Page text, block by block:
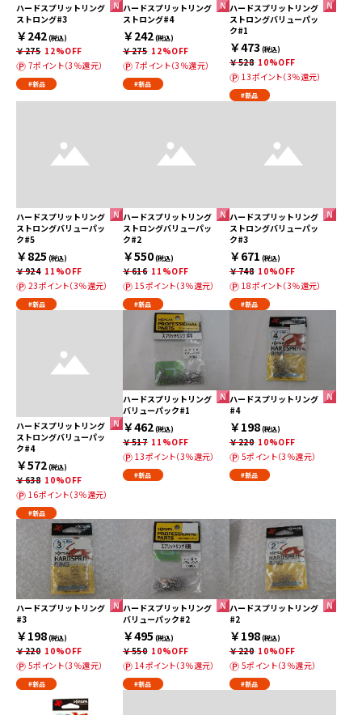
ハードスプリットリング
ストロング#3
￥242(税込)
￥275 12%OFF
7ポイント（3％還元）
#新品
ハードスプリットリング
ストロング#4
￥242(税込)
￥275 12%OFF
7ポイント（3％還元）
#新品
ハードスプリットリング
ストロングバリューパッ
ク#1
￥473 (税込)
￥528 10%OFF
13ポイント（3％還元）
#新品
ハードスプリットリング
ストロングバリューパッ
ク#5
￥825 (税込)
￥924 11%OFF
23ポイント（3％還元）
#新品
ハードスプリットリング
ストロングバリューパッ
ク#2
￥550(税込)
￥616 11%OFF
15ポイント（3％還元）
#新品
ハードスプリットリング
ストロングバリューパッ
ク#3
￥671 (税込)
￥748 10%OFF
18ポイント（3％還元）
#新品
ハードスプリットリング
ストロングバリューパッ
ク#4
￥572(税込)
￥638 10%OFF
16ポイント（3％還元）
#新品
ハードスプリットリング
バリューパック#1
￥462(税込)
￥517 11%OFF
13ポイント（3％還元）
#新品
ハードスプリットリング
#4
￥198(税込)
￥220 10%OFF
5ポイント（3％還元）
#新品
ハードスプリットリング
#3
￥198(税込)
￥220 10%OFF
5ポイント（3％還元）
#新品
ハードスプリットリング
バリューパック#2
￥495 (税込)
￥550 10%OFF
14ポイント（3％還元）
#新品
ハードスプリットリング
#2
￥198(税込)
￥220 10%OFF
5ポイント（3％還元）
#新品